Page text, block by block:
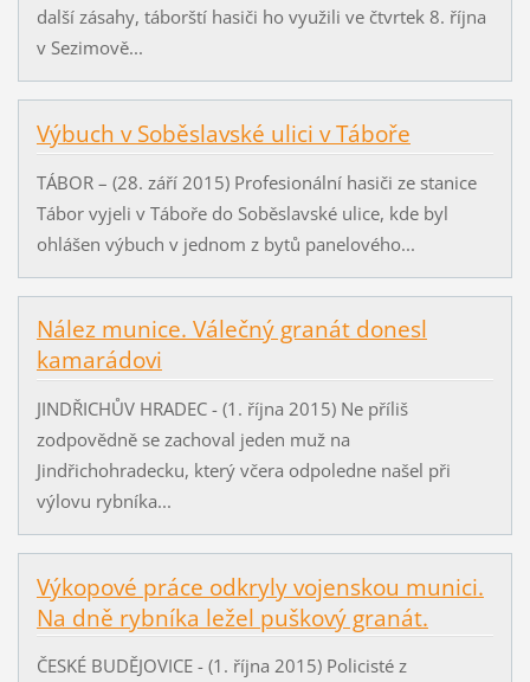
další zásahy, táborští hasiči ho využili ve čtvrtek 8. října
v Sezimově...
Výbuch v Soběslavské ulici v Táboře
TÁBOR – (28. září 2015) Profesionální hasiči ze stanice
Tábor vyjeli v Táboře do Soběslavské ulice, kde byl
ohlášen výbuch v jednom z bytů panelového...
Nález munice. Válečný granát donesl
kamarádovi
JINDŘICHŮV HRADEC - (1. října 2015) Ne příliš
zodpovědně se zachoval jeden muž na
Jindřichohradecku, který včera odpoledne našel při
výlovu rybníka...
Výkopové práce odkryly vojenskou munici.
Na dně rybníka ležel puškový granát.
ČESKÉ BUDĚJOVICE - (1. října 2015) Policisté z